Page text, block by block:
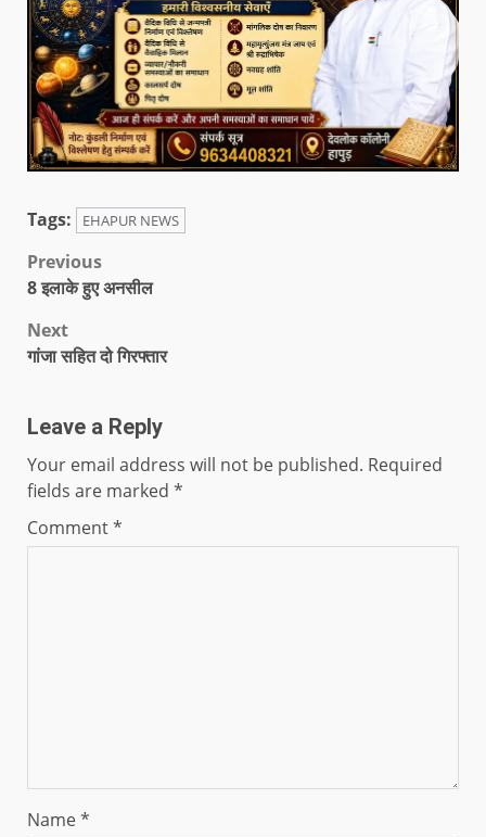
Tags: EHAPUR NEWS
Previous
8 इलाके हुए अनसील
Next
गांजा सहित दो गिरफ्तार
Leave a Reply
Your email address will not be published. Required
fields are marked *
Comment*
Name*